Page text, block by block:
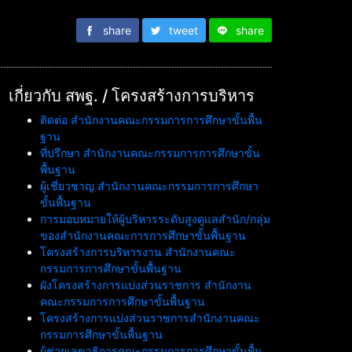
share tweet share
เกี่ยวกับ สพฐ. / โครงสร้างการบริหาร
ติดต่อ สำนักงานคณะกรรมการการศึกษาขั้นพื้น
ฐาน
ที่ปรึกษา สำนักงานคณะกรรมการการศึกษาขั้น
พื้นฐาน
ผู้เชี่ยวชาญ สำนักงานคณะกรรมการการศึกษา
ขั้นพื้นฐาน
การมอบหมายให้ผู้บริหารระดับสูงดูแลสำนัก/กลุ่ม
ของสำนักงานคณะการการศึกษาขั้นพื้นฐาน
โครงสร้างการบริหารงาน สำนักงานคณะ
กรรมการการศึกษาขั้นพื้นฐาน
ผังโครงสร้างการแบ่งส่วนราชการ สำนักงาน
คณะกรรมการการศึกษาขั้นพื้นฐาน
โครงสร้างการแบ่งส่วนราชการสำนักงานคณะ
กรรมการศึกษาขั้นพื้นฐาน